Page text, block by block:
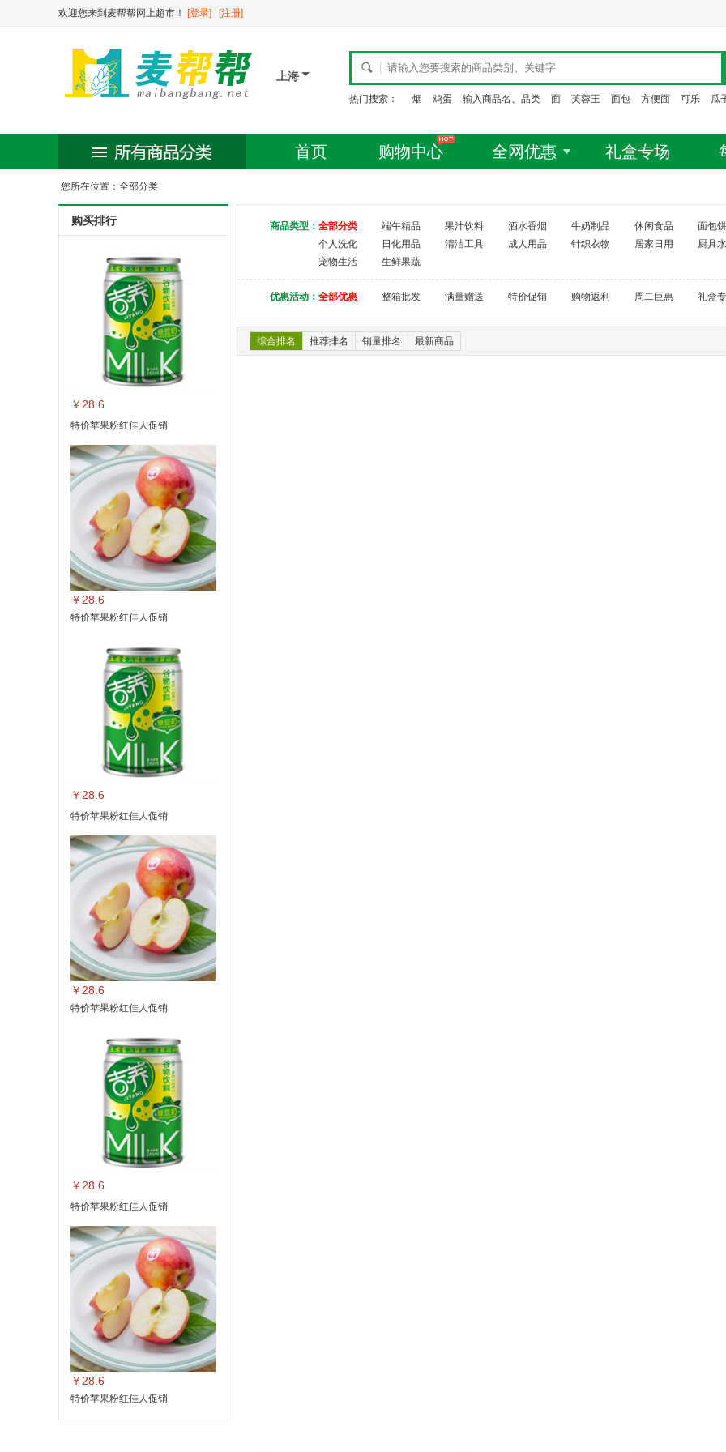
欢迎您来到麦帮帮网上超市！ [登录] [注册]
上海
热门搜索： 烟 鸡蛋 输入商品名、品类 面 芙蓉王 面包 方便面 可乐 瓜
首页 购物中心 全网优惠 礼盒专场
您所在位置：全部分类
购买排行
￥28.6
特价苹果粉红佳人促销
￥28.6
特价苹果粉红佳人促销
￥28.6
特价苹果粉红佳人促销
￥28.6
特价苹果粉红佳人促销
￥28.6
特价苹果粉红佳人促销
￥28.6
特价苹果粉红佳人促销
商品类型： 全部分类 端午精品 果汁饮料 酒水香烟 牛奶制品 休闲食品 面包
个人洗化
日化用品 清洁工具 成人用品 针织衣物 居家日用 厨具
宠物生活
生鲜果蔬
优惠活动： 全部优惠 整箱批发 满量赠送 特价促销 购物返利 周二巨惠 礼盒
综合排名 推荐排名 销量排名 最新商品